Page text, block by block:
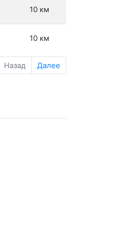
10 км
10 км
Назад Далее